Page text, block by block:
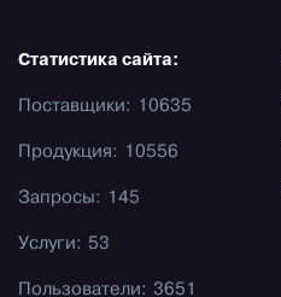
Статистика сайта:
Поставщики: 10635
Продукция: 10556
Запросы: 145
Услуги: 53
Пользователи: 3651